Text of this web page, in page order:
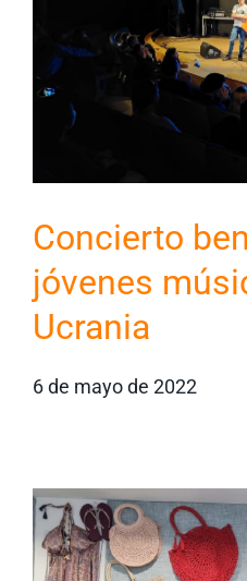
Concierto
jóvenes
Ucrania
6 de mayo de 2022